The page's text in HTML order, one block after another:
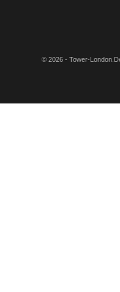
© 2026 - Tower-